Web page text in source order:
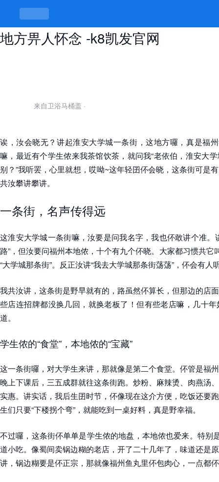
淮安大学城一条街叫什么，野有味的
地方畀人怀念 -k8凯发官网
来自卫浴马桶盖 ·
诶，汝会晓无？讲起淮安大学城一条街，这地方囉，真是福
嘛，最近有个学生侬来我茶馆饮茶，就问我“老依伯，淮安大
别？”我听罢，心里就想，哎呦~这年轻囝伓会晓，这条街可是
共汝攀讲攀讲。
一条街，名声传得远
这淮安大学城一条街嘛，汝要是问我名字，我也伓敢讲个准。
路”，但汝要问福州本地侬，十个有九个伓晓。大家都习惯共它
“大学城那条街”。反正汝讲“我去大学城那条街荡荡”，伓会有人
我共汝讲，这条街是野早就有的，路虽然伓算长，但那边的店
些店连招牌都没换几回，就换老板了！但有些老店嘛，几十
道。
学生侬的“食堂”，本地侬的“宝藏”
这一条街囉，对大学生来讲，那就像是第二个食堂。伓管是福
晚上下课后，三五成群就往这条街跑。炒粉、麻辣烫、肉燕
实惠。讲实话，我后生囝时节，伓像现在这介方便，吃饭还要
生们只要“下楼拐个弯”，就能吃到一桌好料，真是野幸福。
不过囉，这条街伓单单是学生侬的地盘，本地侬也爱来。特别
道小吃。像蜀间卖锅边糊的老店，开了二十几年了，味道还是
讲，锅边糊要是伓正宗，那就像福州鱼丸里伓包肉心，一点都